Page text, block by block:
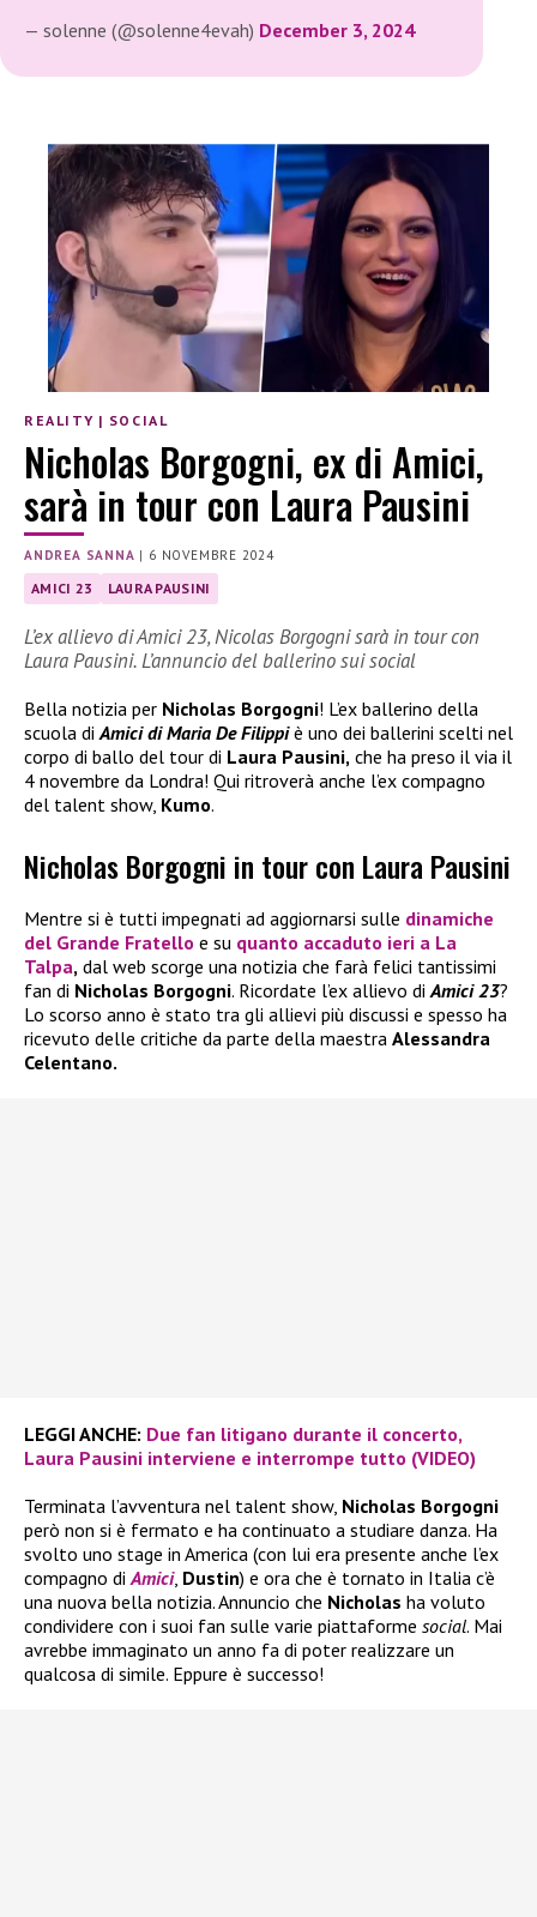
— solenne (@solenne4evah) December 3, 2024
REALITY | SOCIAL
Nicholas Borgogni, ex di Amici,
sarà in tour con Laura Pausini
ANDREA SANNA | 6 NOVEMBRE 2024
AMICI 23 LAURA PAUSINI
L’ex allievo di Amici 23, Nicolas Borgogni sarà in tour con
Laura Pausini. L’annuncio del ballerino sui social
Bella notizia per Nicholas Borgogni! L’ex ballerino della
scuola diAmici di Maria De Filippiè uno dei ballerini scelti nel
corpo di ballo del tour di Laura Pausini, che ha preso il via il
4 novembre da Londra! Qui ritroverà anche l’ex compagno
del talent show, Kumo.
Nicholas Borgogni in tour con Laura Pausini
Mentre si è tutti impegnati ad aggiornarsi sulle dinamiche
del Grande Fratello e su quanto accaduto ieri a La
Talpa, dal web scorge una notizia che farà felici tantissimi
fan di Nicholas Borgogni. Ricordate l’ex allievo di Amici 23?
Lo scorso anno è stato tra gli allievi più discussi e spesso ha
ricevuto delle critiche da parte della maestra Alessandra
Celentano.
LEGGI ANCHE: Due fan litigano durante il concerto,
Laura Pausini interviene e interrompe tutto (VIDEO)
Terminata l’avventura nel talent show, Nicholas Borgogni
però non si è fermato e ha continuato a studiare danza. Ha
svolto uno stage in America (con lui era presente anche l’ex
compagno di Amici, Dustin) e ora che è tornato in Italia c’è
una nuova bella notizia. Annuncio che Nicholas ha voluto
condividere con i suoi fan sulle varie piattaforme social. Mai
avrebbe immaginato un anno fa di poter realizzare un
qualcosa di simile. Eppure è successo!